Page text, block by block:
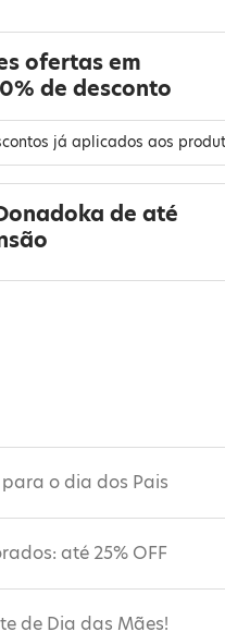
ofertas em
de desconto
já aplicados aos
de até
o dia dos Pais
até 25% OFF
de Dia das Mães!